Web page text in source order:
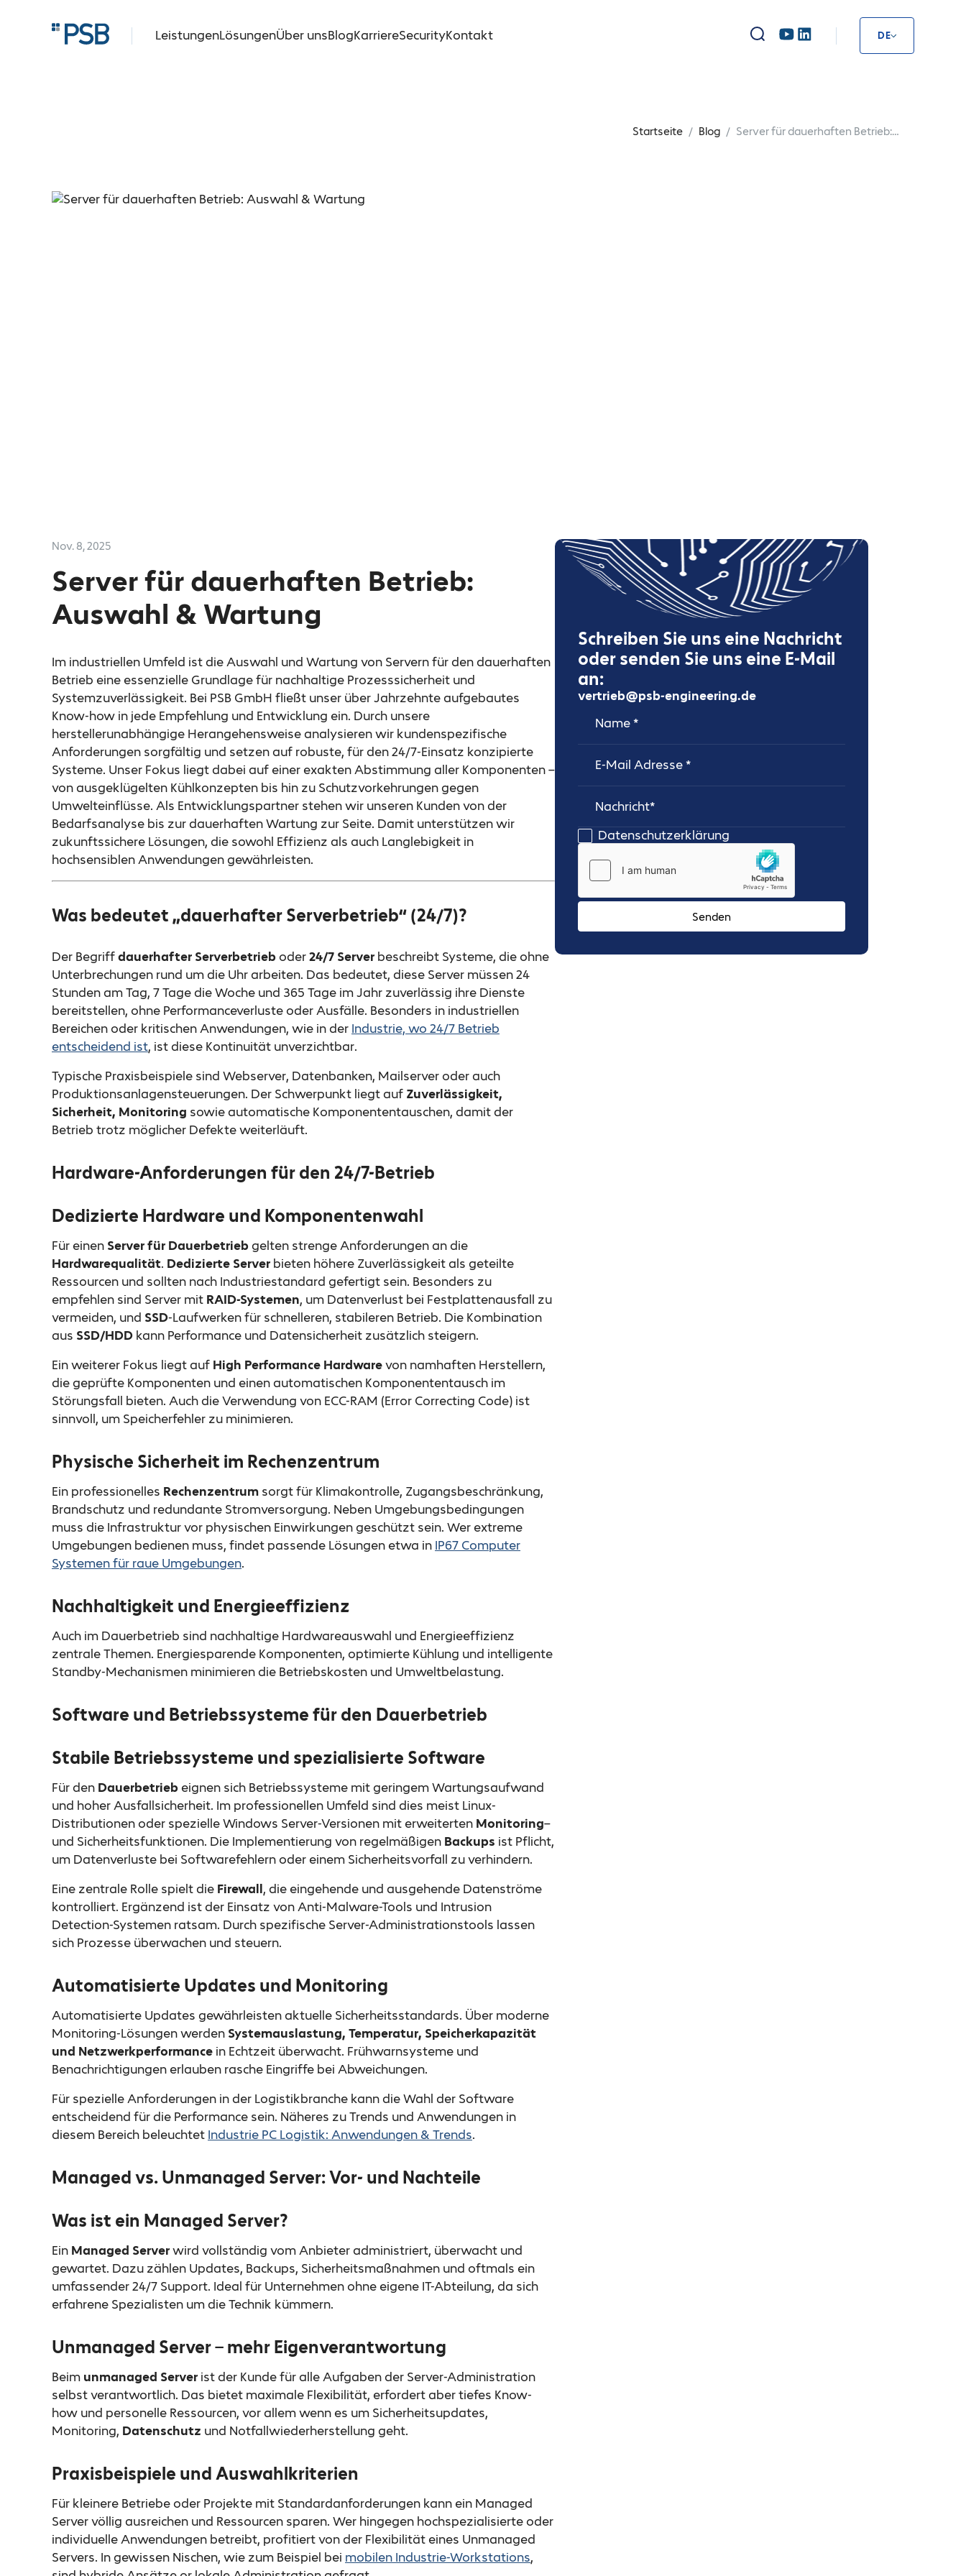
LeistungenLösungenÜber unsBlogKarriereSecurityKontakt DE
Startseite Blog
Server für dauerhaften Betrieb:
Nov. 8, 2025
Server für dauerhaften Betrieb:
Auswahl & Wartung
Im industriellen Umfeld ist die Auswahl und Wartung von Servern für den dauerhaften
Betrieb eine essenzielle Grundlage für nachhaltige Prozesssicherheit und
Systemzuverlässigkeit. Bei PSB GmbH fließt unser über Jahrzehnte aufgebautes
Know-how in jede Empfehlung und Entwicklung ein. Durch unsere
herstellerunabhängige Herangehensweise analysieren wir kundenspezifische
Anforderungen sorgfältig und setzen auf robuste, für den 24/7-Einsatz konzipierte
Systeme. Unser Fokus liegt dabei auf einer exakten Abstimmung aller Komponenten –
von ausgeklügelten Kühlkonzepten bis hin zu Schutzvorkehrungen gegen
Umwelteinflüsse. Als Entwicklungspartner stehen wir unseren Kunden von der
Bedarfsanalyse bis zur dauerhaften Wartung zur Seite. Damit unterstützen wir
zukunftssichere Lösungen, die sowohl Effizienz als auch Langlebigkeit in
hochsensiblen Anwendungen gewährleisten.
Was bedeutet „dauerhafter Serverbetrieb“ (24/7)?
Der Begriffdauerhafter Serverbetrieb oder24/7 Server beschreibt Systeme, die ohne
Unterbrechungen rund um die Uhr arbeiten. Das bedeutet, diese Server müssen 24
Stunden am Tag, 7 Tage die Woche und 365 Tage im Jahr zuverlässig ihre Dienste
bereitstellen, ohne Performanceverluste oder Ausfälle. Besonders in industriellen
Bereichen oder kritischen Anwendungen, wie in der Industrie, wo 24/7 Betrieb
entscheidend ist, ist diese Kontinuität unverzichtbar.
Typische Praxisbeispiele sind Webserver, Datenbanken, Mailserver oder auch
Produktionsanlagensteuerungen. Der Schwerpunkt liegt auf Zuverlässigkeit,
Sicherheit, Monitoring sowie automatische Komponententauschen, damit der
Betrieb trotz möglicher Defekte weiterläuft.
Hardware-Anforderungen für den 24/7-Betrieb
Dedizierte Hardware und Komponentenwahl
Für einen Server für Dauerbetrieb gelten strenge Anforderungen an die
Hardwarequalität. Dedizierte Server bieten höhere Zuverlässigkeit als geteilte
Ressourcen und sollten nach Industriestandard gefertigt sein. Besonders zu
empfehlen sind Server mit RAID-Systemen, um Datenverlust bei Festplattenausfall zu
vermeiden, und SSD-Laufwerken für schnelleren, stabileren Betrieb. Die Kombination
aus SSD/HDD kann Performance und Datensicherheit zusätzlich steigern.
Ein weiterer Fokus liegt auf High Performance Hardwarevon namhaften Herstellern,
die geprüfte Komponenten und einen automatischen Komponententausch im
Störungsfall bieten. Auch die Verwendung von ECC-RAM (Error Correcting Code) ist
sinnvoll, um Speicherfehler zu minimieren.
Physische Sicherheit im Rechenzentrum
Ein professionelles Rechenzentrum sorgt für Klimakontrolle, Zugangsbeschränkung,
Brandschutz und redundante Stromversorgung. Neben Umgebungsbedingungen
muss die Infrastruktur vor physischen Einwirkungen geschützt sein. Wer extreme
Umgebungen bedienen muss, findet passende Lösungen etwa in IP67 Computer
Systemen für raue Umgebungen.
Nachhaltigkeit und Energieeffizienz
Auch im Dauerbetrieb sind nachhaltige Hardwareauswahl und Energieeffizienz
zentrale Themen. Energiesparende Komponenten, optimierte Kühlung und intelligente
Standby-Mechanismen minimieren die Betriebskosten und Umweltbelastung.
Software und Betriebssysteme für den Dauerbetrieb
Stabile Betriebssysteme und spezialisierte Software
Für den Dauerbetrieb eignen sich Betriebssysteme mit geringem Wartungsaufwand
und hoher Ausfallsicherheit. Im professionellen Umfeld sind dies meist Linux-
Distributionen oder spezielle Windows Server-Versionen mit erweiterten Monitoring–
und Sicherheitsfunktionen. Die Implementierung von regelmäßigen Backups ist Pflicht,
um Datenverluste bei Softwarefehlern oder einem Sicherheitsvorfall zu verhindern.
Eine zentrale Rolle spielt die Firewall, die eingehende und ausgehende Datenströme
kontrolliert. Ergänzend ist der Einsatz von Anti-Malware-Tools und Intrusion
Detection-Systemen ratsam. Durch spezifische Server-Administrationstools lassen
sich Prozesse überwachen und steuern.
Automatisierte Updates und Monitoring
Automatisierte Updates gewährleisten aktuelle Sicherheitsstandards. Über moderne
Monitoring-Lösungen werden Systemauslastung, Temperatur, Speicherkapazität
und Netzwerkperformance in Echtzeit überwacht. Frühwarnsysteme und
Benachrichtigungen erlauben rasche Eingriffe bei Abweichungen.
Für spezielle Anforderungen in der Logistikbranche kann die Wahl der Software
entscheidend für die Performance sein. Näheres zu Trends und Anwendungen in
diesem Bereich beleuchtet Industrie PC Logistik: Anwendungen & Trends.
Managed vs. Unmanaged Server: Vor- und Nachteile
Was ist ein Managed Server?
Ein Managed Serverwird vollständig vom Anbieter administriert, überwacht und
gewartet. Dazu zählen Updates, Backups, Sicherheitsmaßnahmen und oftmals ein
umfassender 24/7 Support. Ideal für Unternehmen ohne eigene IT-Abteilung, da sich
erfahrene Spezialisten um die Technik kümmern.
Unmanaged Server – mehr Eigenverantwortung
Beim unmanaged Server ist der Kunde für alle Aufgaben der Server-Administration
selbst verantwortlich. Das bietet maximale Flexibilität, erfordert aber tiefes Know-
how und personelle Ressourcen, vor allem wenn es um Sicherheitsupdates,
Monitoring, Datenschutz und Notfallwiederherstellung geht.
Praxisbeispiele und Auswahlkriterien
Für kleinere Betriebe oder Projekte mit Standardanforderungen kann ein Managed
Server völlig ausreichen und Ressourcen sparen. Wer hingegen hochspezialisierte oder
individuelle Anwendungen betreibt, profitiert von der Flexibilität eines Unmanaged
Servers. In gewissen Nischen, wie zum Beispiel bei mobilen Industrie-Workstations,
Schreiben Sie uns eine Nachricht
oder senden Sie uns eine E-Mail
an:
vertrieb@psb-engineering.de
Nachricht
Datenschutzerklärung